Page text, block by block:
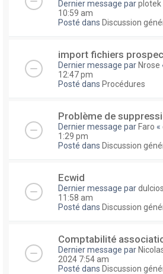
Dernier message parplotek
10:59 am
Posté dans Discussion
import fichiers
Dernier message par Nrose
12:47 pm
Posté dans Procédures
Problème de
Dernier message par Faro «
1:29 pm
Posté dans Discussion
Ecwid
Dernier message par
11:58 am
Posté dans Discussion
Comptabilité
Dernier message par
2024 7:54 am
Posté dans Discussion